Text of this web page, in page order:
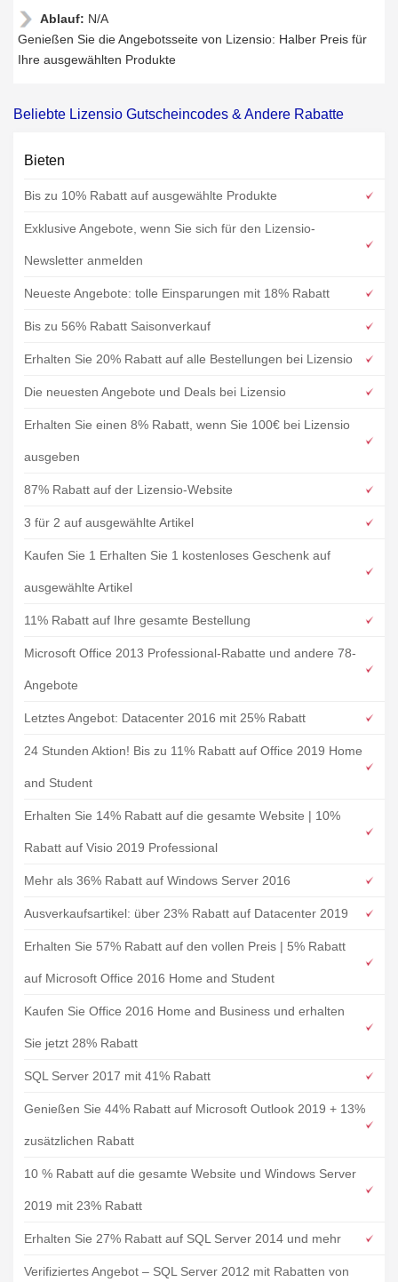
Ablauf: N/A
Genießen Sie die Angebotsseite von Lizensio: Halber Preis für
Ihre ausgewählten Produkte
Beliebte Lizensio Gutscheincodes & Andere Rabatte
Bieten
Bis zu 10% Rabatt auf ausgewählte Produkte
Exklusive Angebote, wenn Sie sich für den Lizensio-
Newsletter anmelden
Neueste Angebote: tolle Einsparungen mit 18% Rabatt
Bis zu 56% Rabatt Saisonverkauf
Erhalten Sie 20% Rabatt auf alle Bestellungen bei Lizensio
Die neuesten Angebote und Deals bei Lizensio
Erhalten Sie einen 8% Rabatt, wenn Sie 100€ bei Lizensio
ausgeben
87% Rabatt auf der Lizensio-Website
3 für 2 auf ausgewählte Artikel
Kaufen Sie 1 Erhalten Sie 1 kostenloses Geschenk auf
ausgewählte Artikel
11% Rabatt auf Ihre gesamte Bestellung
Microsoft Office 2013 Professional-Rabatte und andere 78-
Angebote
Letztes Angebot: Datacenter 2016 mit 25% Rabatt
24 Stunden Aktion! Bis zu 11% Rabatt auf Office 2019 Home
and Student
Erhalten Sie 14% Rabatt auf die gesamte Website | 10%
Rabatt auf Visio 2019 Professional
Mehr als 36% Rabatt auf Windows Server 2016
Ausverkaufsartikel: über 23% Rabatt auf Datacenter 2019
Erhalten Sie 57% Rabatt auf den vollen Preis | 5% Rabatt
auf Microsoft Office 2016 Home and Student
Kaufen Sie Office 2016 Home and Business und erhalten
Sie jetzt 28% Rabatt
SQL Server 2017 mit 41% Rabatt
Genießen Sie 44% Rabatt auf Microsoft Outlook 2019 + 13%
zusätzlichen Rabatt
10 % Rabatt auf die gesamte Website und Windows Server
2019 mit 23% Rabatt
Erhalten Sie 27% Rabatt auf SQL Server 2014 und mehr
Verifiziertes Angebot – SQL Server 2012 mit Rabatten von